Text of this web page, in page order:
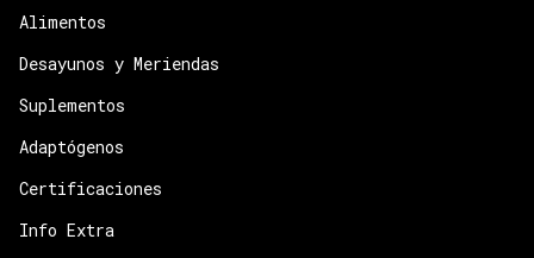
Alimentos
Desayunos y Meriendas
Suplementos
Adaptógenos
Certificaciones
Info Extra